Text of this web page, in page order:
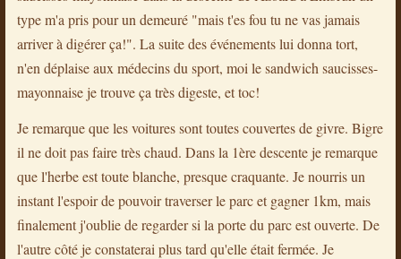
type m'a pris pour un demeuré "mais t'es fou tu ne vas jamais
arriver à digérer ça!". La suite des événements lui donna tort,
n'en déplaise aux médecins du sport, moi le sandwich saucisses-
mayonnaise je trouve ça très digeste, et toc!
Je remarque que les voitures sont toutes couvertes de givre. Bigre
il ne doit pas faire très chaud. Dans la 1ère descente je remarque
que l'herbe est toute blanche, presque craquante. Je nourris un
instant l'espoir de pouvoir traverser le parc et gagner 1km, mais
finalement j'oublie de regarder si la porte du parc est ouverte. De
l'autre côté je constaterai plus tard qu'elle était fermée. Je